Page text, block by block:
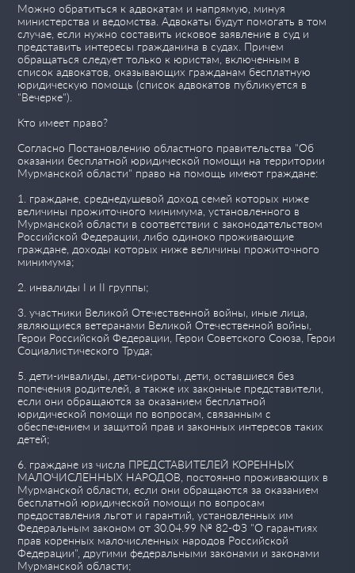
Можно обратиться к адвокатам и напрямую, минуя
министерства и ведомства. Адвокаты будут помогать в том
случае, если нужно составить исковое заявление в суд и
представить интересы гражданина в судах. Причем
обращаться следует только к юристам, включенным в
список адвокатов, оказывающих гражданам бесплатную
юридическую помощь (список адвокатов публикуется в
"Вечерке").
Кто имеет право?
Согласно Постановлению областного правительства "Об
оказании бесплатной юридической помощи на территории
Мурманской области" право на помощь имеют граждане:
1. граждане, среднедушевой доход семей которых ниже
величины прожиточного минимума, установленного в
Мурманской области в соответствии с законодательством
Российской Федерации, либо одиноко проживающие
граждане, доходы которых ниже величины прожиточного
минимума;
2. инвалиды I и II группы;
3. участники Великой Отечественной войны, иные лица,
являющиеся ветеранами Великой Отечественной войны,
Герои Российской Федерации, Герои Советского Союза, Герои
Социалистического Труда;
5. дети-инвалиды, дети-сироты, дети, оставшиеся без
попечения родителей, а также их законные представители,
если они обращаются за оказанием бесплатной
юридической помощи по вопросам, связанным с
обеспечением и защитой прав и законных интересов таких
детей;
6. граждане из числа ПРЕДСТАВИТЕЛЕЙ КОРЕННЫХ
МАЛОЧИСЛЕННЫХ НАРОДОВ, постоянно проживающих в
Мурманской области, если они обращаются за оказанием
бесплатной юридической помощи по вопросам
предоставления льгот и гарантий, установленных им
Федеральным законом от 30.04.99 № 82-ФЗ "О гарантиях
прав коренных малочисленных народов Российской
Федерации", другими федеральными законами и законами
Мурманской области;